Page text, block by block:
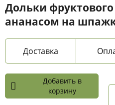
Дольки фруктового
ананасом на
Доставка
Добавить в
корзину